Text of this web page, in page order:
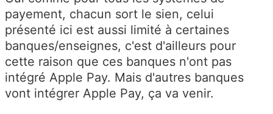
payement, chacun sort le sien, celui
présenté ici est aussi limité à certaines
banques/enseignes, c'est d'ailleurs pour
cette raison que ces banques n'ont pas
intégré Apple Pay. Mais d'autres banques
vont intégrer Apple Pay, ça va venir.